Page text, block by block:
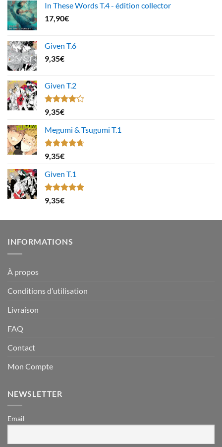
In These Words T.4 - édition collector
17,90€
Given T.6
9,35€
Given T.2
Note
4.00
5
9,35€
Megumi & Tsugumi T.1
Note4.67
sur 5
9,35€
Given T.1
Note5.00
sur 5
9,35€
INFORMATIONS
À propos
Conditions d’utilisation
Livraison
FAQ
Contact
Mon Compte
NEWSLETTER
Email